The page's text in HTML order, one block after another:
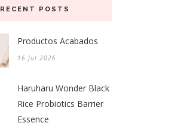
RECENT POSTS
Productos Acabados
16 Jul 2026
Haruharu Wonder Black
Rice Probiotics Barrier
Essence